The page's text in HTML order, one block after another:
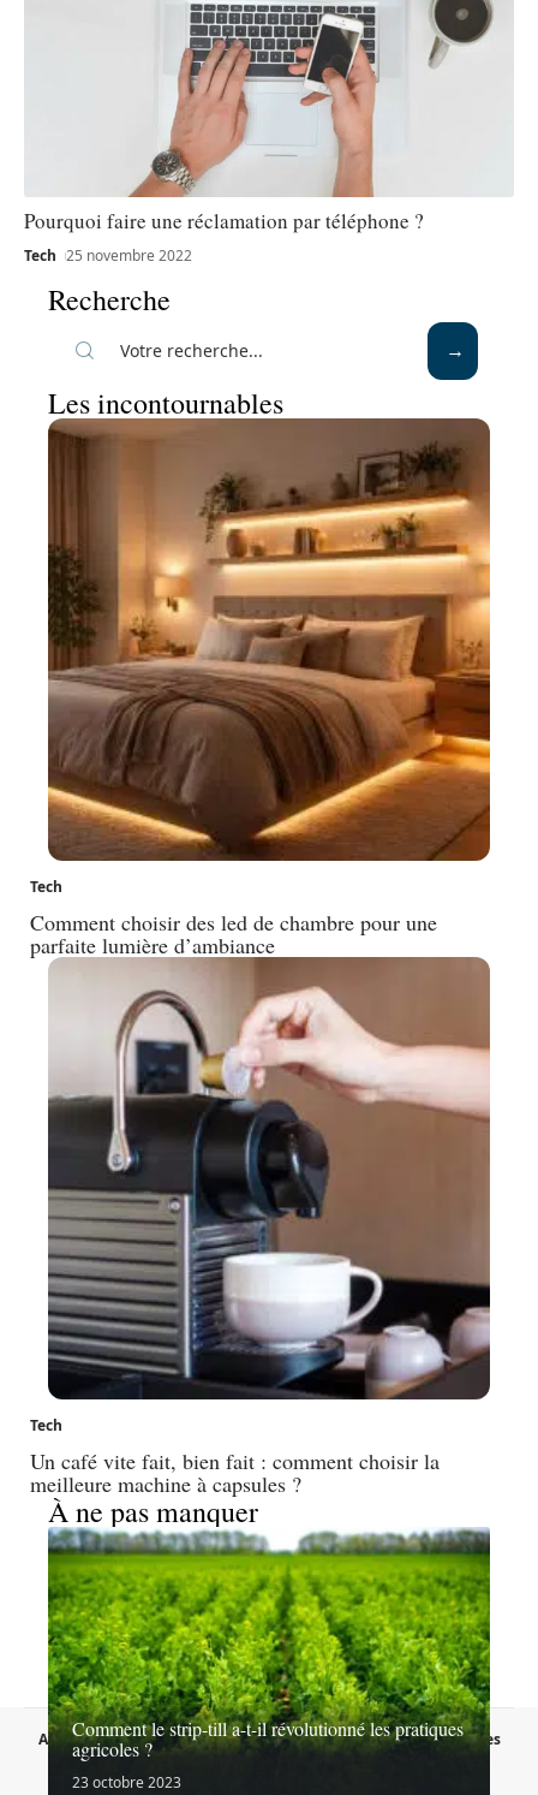
Pourquoi faire une réclamation par téléphone ?
Tech 25 novembre 2022
Recherche
Les incontournables
Tech
Comment choisir des led de chambre pour une
parfaite lumière d’ambiance
Tech
Un café vite fait, bien fait : comment choisir la
meilleure machine à capsules ?
À ne pas manquer
Comment le strip-till a-t-il révolutionné les pratiques
agricoles ?
23 octobre 2023
A propos Contact Proposer un article
Mentions légales